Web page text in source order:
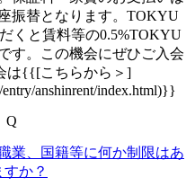
振替となります。TOKYU
くと賃料等の0.5%TOKYU
す。この機会にぜひご入会
は{{[こちらから＞]
anshinrent/index.html)}}
Q
業、国籍等に何か制限はあ
すか？